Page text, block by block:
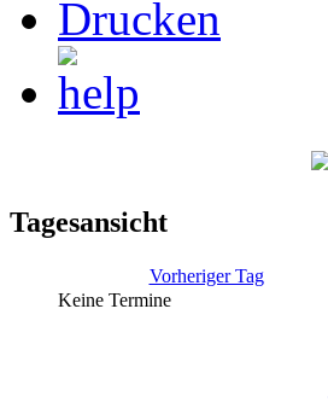
Tagesansicht
Vorheriger Tag
Keine Termine